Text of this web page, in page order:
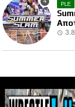
PLE